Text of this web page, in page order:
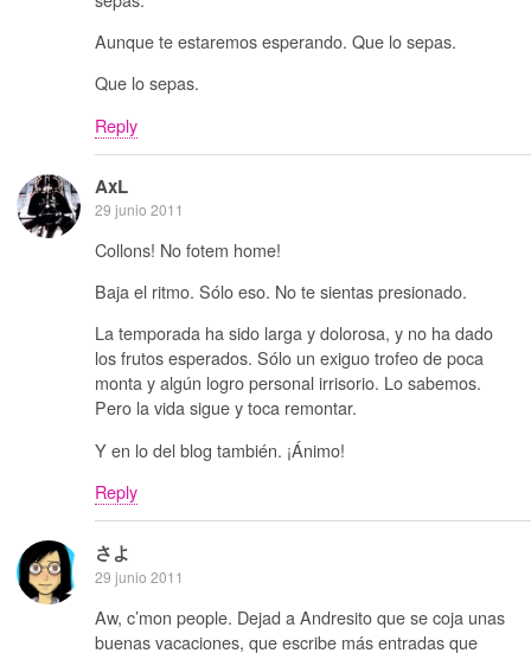
Aunque te estaremos esperando. Que lo sepas.
Que lo sepas.
Reply
AxL
29 junio 2011
Collons! No fotem home!
Baja el ritmo. Sólo eso. No te sientas presionado.
La temporada ha sido larga y dolorosa, y no ha dado
los frutos esperados. Sólo un exiguo trofeo de poca
monta y algún logro personal irrisorio. Lo sabemos.
Pero la vida sigue y toca remontar.
Y en lo del blog también. ¡Ánimo!
Reply
さよ
29 junio 2011
Aw, c’mon people. Dejad a Andresito que se coja unas
buenas vacaciones, que escribe más entradas que